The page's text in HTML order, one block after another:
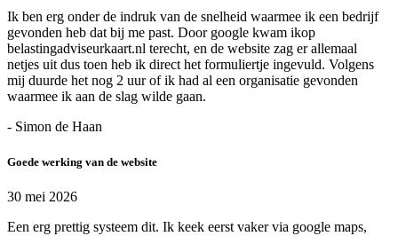
Ik ben erg onder de indruk van de snelheid waarmee ik een bedrijf
gevonden heb dat bij me past. Door google kwam ikop
belastingadviseurkaart.nl terecht, en de website zag er allemaal
netjes uit dus toen heb ik direct het formuliertje ingevuld. Volgens
mij duurde het nog 2 uur of ik had al een organisatie gevonden
waarmee ik aan de slag wilde gaan.
- Simon de Haan
Goede werking van de website
30 mei 2026
Een erg prettig systeem dit. Ik keek eerst vaker via google maps,